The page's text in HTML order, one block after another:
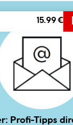
15.99 €
Profi-Tipps